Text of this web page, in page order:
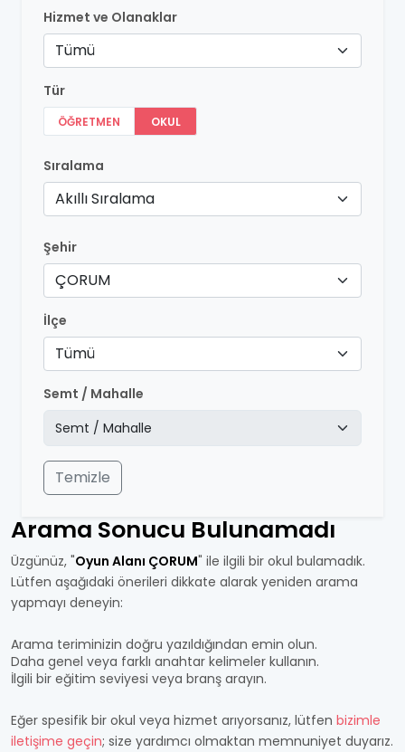
Hizmet ve Olanaklar
Tümü
Tür
ÖĞRETMEN OKUL
Sıralama
Akıllı Sıralama
Şehir
ÇORUM
İlçe
Tümü
Semt / Mahalle
Temizle
Arama Sonucu Bulunamadı
Üzgünüz, "Oyun Alanı ÇORUM" ile ilgili bir okul bulamadık.
Lütfen aşağıdaki önerileri dikkate alarak yeniden arama
yapmayı deneyin:
Arama teriminizin doğru yazıldığından emin olun.
Daha genel veya farklı anahtar kelimeler kullanın.
İlgili bir eğitim seviyesi veya branş arayın.
Eğer spesifik bir okul veya hizmet arıyorsanız, lütfen bizimle
iletişime geçin; size yardımcı olmaktan memnuniyet duyarız.